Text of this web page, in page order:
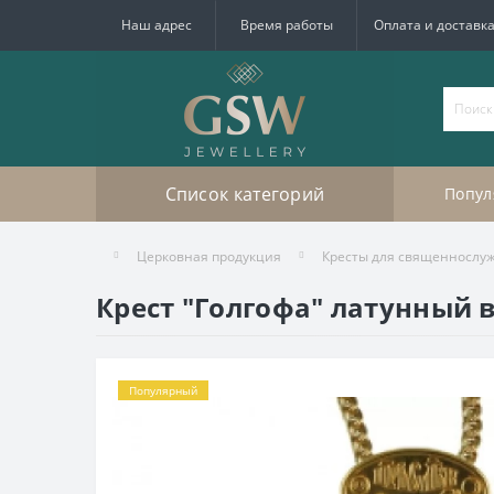
Наш адрес Время работы Оплата и доставка
Список категорий
Церковная продукция Кресты для
Крест "Голгофа" латунный
Популярный